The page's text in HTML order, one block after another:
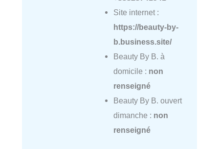
Site internet :
https://beauty-by-
b.business.site/
Beauty By B. à
domicile : non
renseigné
Beauty By B. ouvert
dimanche : non
renseigné